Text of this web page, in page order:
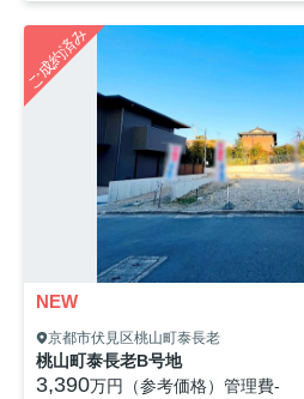
ご成約済み
NEW
京都市伏見区桃山町泰長老
桃山町泰長老B号地
3,390万円（参考価格） 管理費-